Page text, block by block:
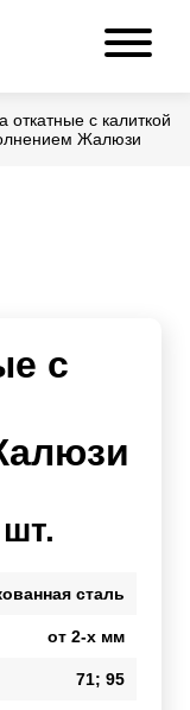
откатные с калиткой
Жалюзи
с
сталь
от 2-х мм
71; 95